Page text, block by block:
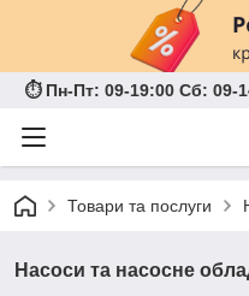
⏱ Пн-Пт: 09-19:00 Сб: 09-
Товари та послуги
Насоси та насосне